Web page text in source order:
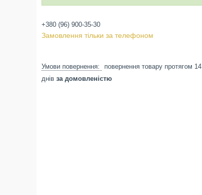
+380 (96) 900-35-30
Замовлення тільки за телефоном
повернення товару протягом 14
днів за домовленістю